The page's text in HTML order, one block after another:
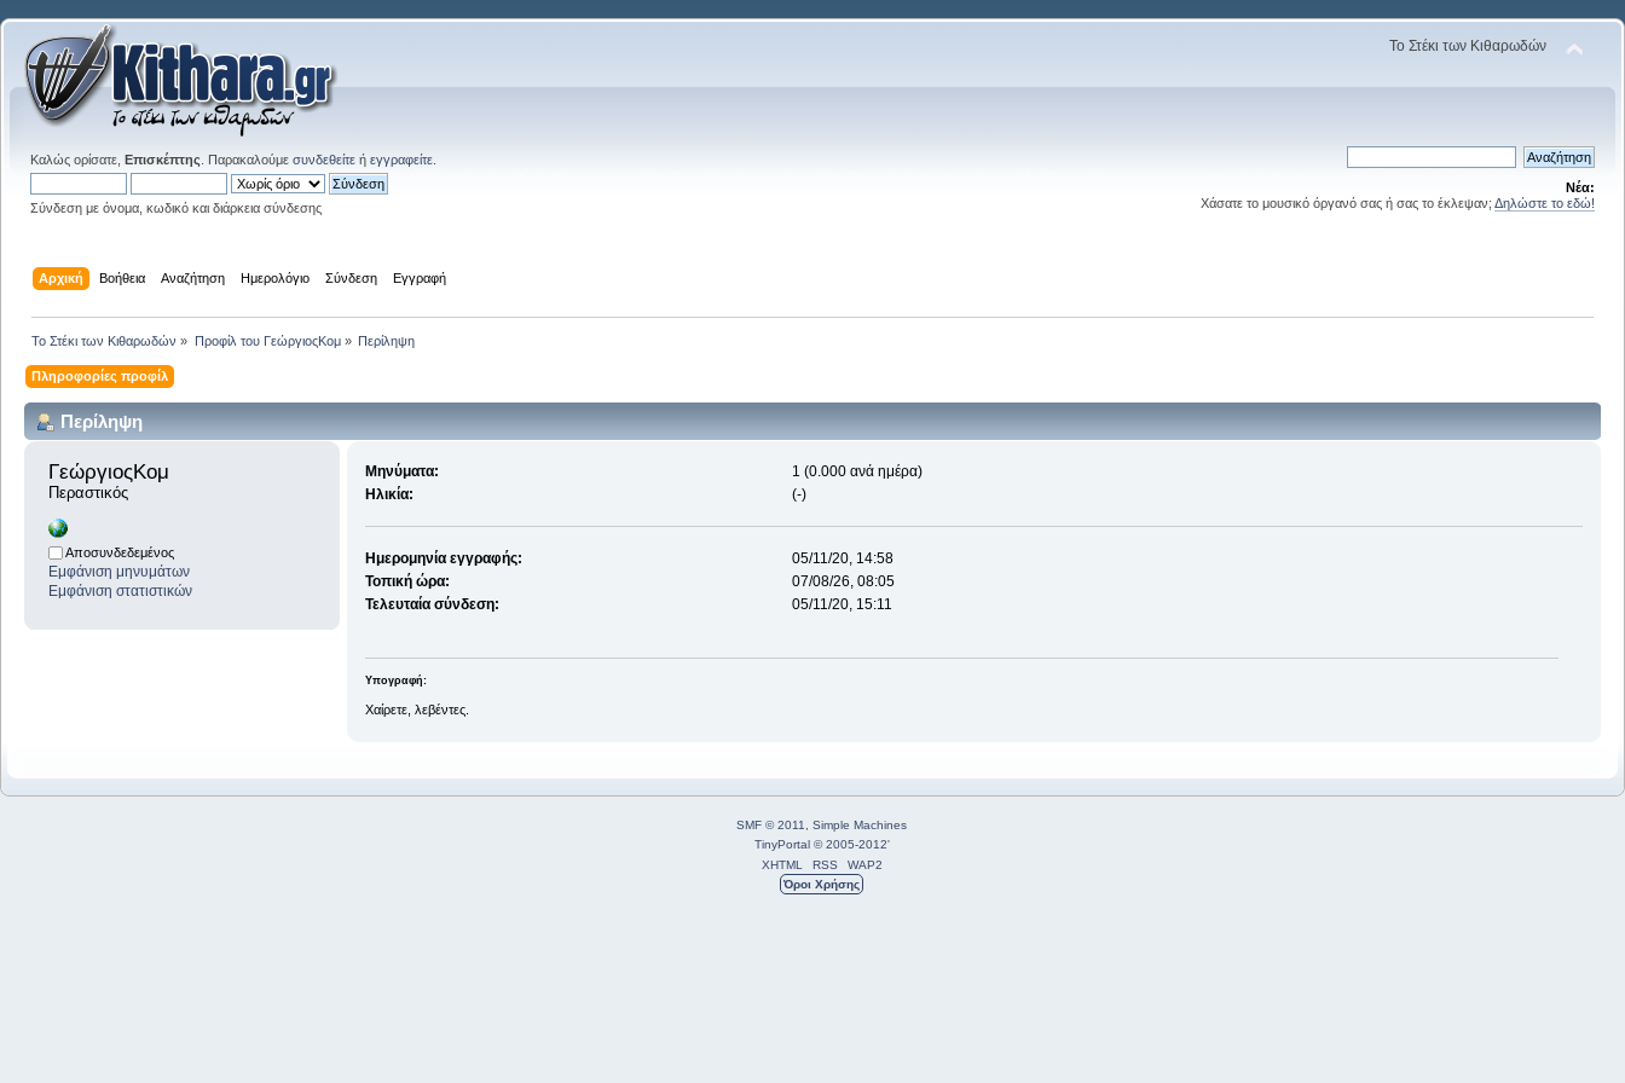
Το Στέκι των Κιθαρωδών
Καλώς ορίσατε, Επισκέπτης . Παρακαλούμε συνδεθείτε ή εγγραφείτε
Σύνδεση με όνομα, κωδικό και διάρκεια σύνδεσης
Νέα:
Χάσατε το μουσικό όργανό σας ή σας το έκλεψαν; Δηλώστε το εδώ!
Αρχική Βοήθεια Αναζήτηση Ημερολόγιο Σύνδεση Εγγραφή
Το Στέκι των Κιθαρωδών » Προφίλ του ΓεώργιοςΚομ» Περίληψη
Πληροφορίες προφίλ
Περίληψη
ΓεώργιοςΚομ
Περαστικός
Αποσυνδεδεμένος
Εμφάνιση μηνυμάτων
Εμφάνιση στατιστικών
Μηνύματα:
1 (0.000 ανά ημέρα)
Ηλικία:
(-)
Ημερομηνία εγγραφής:
05/11/20, 14:58
Τοπική ώρα:
07/08/26, 08:05
Τελευταία σύνδεση:
05/11/20, 15:11
Υπογραφή:
Χαίρετε, λεβέντες.
SMF © 2011
Simple Machines
TinyPortal © 2005-2012'
XHTML
RSS
WAP2
Όροι Χρήσης